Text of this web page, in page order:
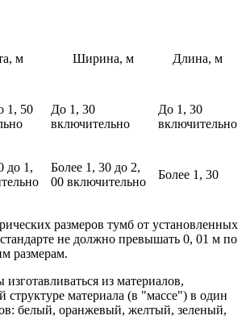
м Ширина, м Длина, м
1, 50
До 1, 30
включительно
До 1, 30
включительно
до 1,
Более 1, 30 до 2,
00 включительно
Более 1, 30
размеров тумб от установленных
не должно превышать 0, 01 м по
размерам.
из материалов,
структуре материала (в "массе") в один
белый, оранжевый, желтый, зеленый,